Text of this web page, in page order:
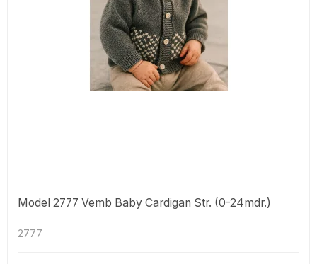
Model 2777 Vemb Baby Cardigan Str. (0-24mdr.)
2777